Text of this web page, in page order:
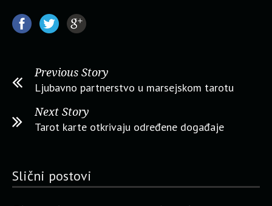
Previous Story
Ljubavno partnerstvo u marsejskom tarotu
Next Story
Tarot karte otkrivaju određene događaje
Slični postovi